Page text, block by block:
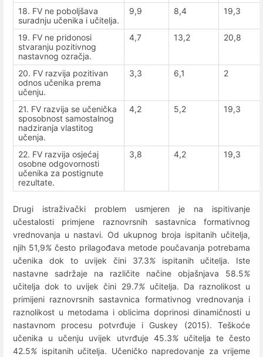
18. FV ne poboljšava
suradnju učenika i učitelja.
9,9 8,4 19,3
19. FV ne pridonosi
stvaranju pozitivnog
nastavnog ozračja.
4,7 13,2 20,8
20. FV razvija pozitivan
odnos učenika prema
učenju.
3,3 6,1 2
21. FV razvija se učenička
sposobnost samostalnog
nadziranja vlastitog
učenja.
4,2 5,2 19,3
22. FV razvija osjećaj
osobne odgovornosti
učenika za postignute
rezultate.
3,8 4,2 19,3
Drugi istraživački problem usmjeren je na ispitivanje
učestalosti primjene raznovrsnih sastavnica formativnog
vrednovanja u nastavi. Od ukupnog broja ispitanih učitelja,
njih 51,9% često prilagođava metode poučavanja potrebama
učenika dok to uvijek čini 37.3% ispitanih učitelja. Iste
nastavne sadržaje na različite načine objašnjava 58.5%
učitelja dok to uvijek čini 29.7%učitelja. Da raznolikost u
primijeni raznovrsnih sastavnica formativnog vrednovanja i
raznolikost u metodama i oblicima doprinosi dinamičnosti u
nastavnom procesu potvrđuje i Guskey (2015). Teškoće
učenika u učenju uvijek utvrđuje 45.3%učitelja te često
42.5% ispitanih učitelja. Učeničko napredovanje za vrijeme